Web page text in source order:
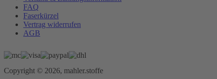
FAQ
Faserkürzel
Vertrag widerrufen
AGB
Copyright © 2026, mahler.stoffe